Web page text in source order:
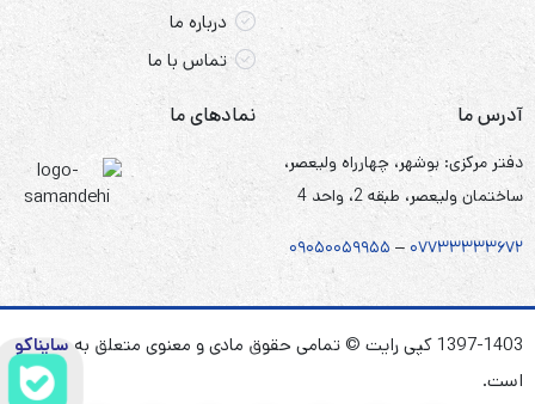
درباره ما
تماس با ما
آدرس ما
دفتر مرکزی: بوشهر، چهارراه ولیعصر،
ساختمان ولیعصر، طبقه 2، واحد 4
۰۷۷۳۳۳۳۳۶۷۲ – ۰۹۰۵۰۰۵۹۹۵۵
نمادهای ما
1397-1403 کپی رایت © تمامی حقوق مادی و معنوی متعلق به
سایناکو
است.